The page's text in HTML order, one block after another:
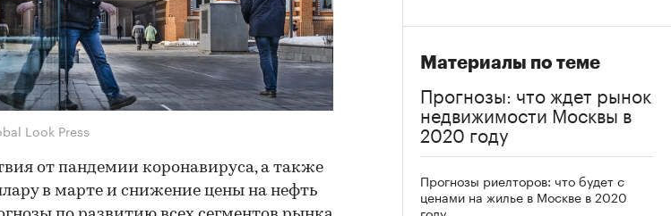
Look Press
от пандемии коронавируса, а также
в марте и снижение цены на нефть
Материалы по теме
Прогнозы: что ждет рынок
недвижимости Москвы в
2020 году
Прогнозы риелторов: что будет с
ценами на жилье в Москве в 2020